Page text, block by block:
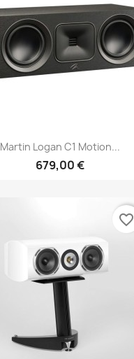
Martin Logan C1 Motion...
679,00 €
favorite_border